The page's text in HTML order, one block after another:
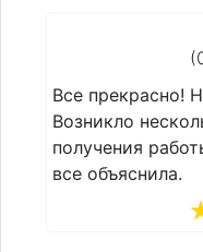
услуг.
Все
Возникло
получения
все